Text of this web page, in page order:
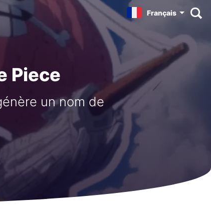
Français
Piece
un nom de